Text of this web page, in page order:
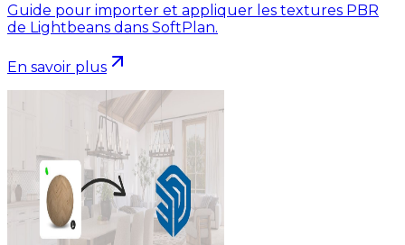
Guide pour importer et appliquer les textures PBR
de Lightbeans dans SoftPlan.
En savoir plus